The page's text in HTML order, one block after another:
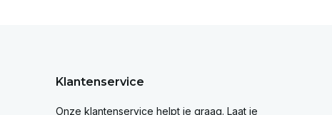
Klantenservice
Onze klantenservice helpt je graag. Laat je